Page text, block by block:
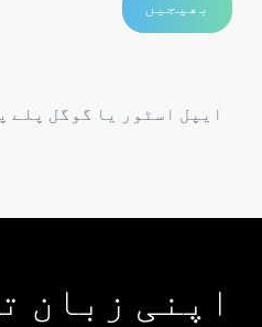
ایپل اسٹور یا گوگل پلے
اپنی زبان